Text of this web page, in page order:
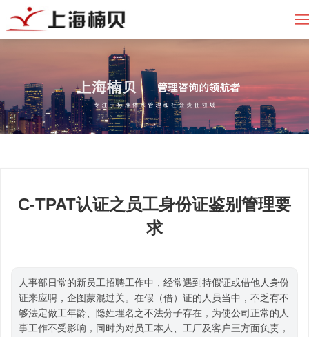
C-TPAT认证之员工身份证鉴别管理要
求
人事部日常的新员工招聘工作中，经常遇到持假证或借他人身份
证来应聘，企图蒙混过关。在假（借）证的人员当中，不乏有不
够法定做工年龄、隐姓埋名之不法分子存在，为使公司正常的人
事工作不受影响，同时为对员工本人、工厂及客户三方面负责，